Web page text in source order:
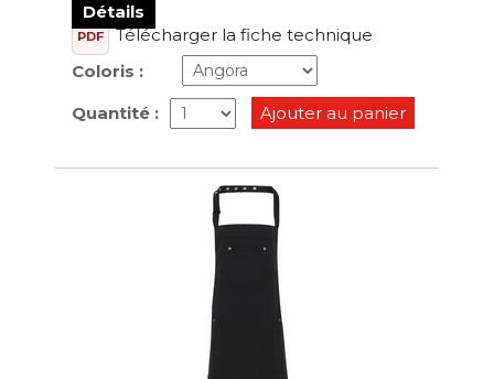
Détails
PDF
Télécharger la fiche technique
Coloris :
Quantité : Ajouter au panier